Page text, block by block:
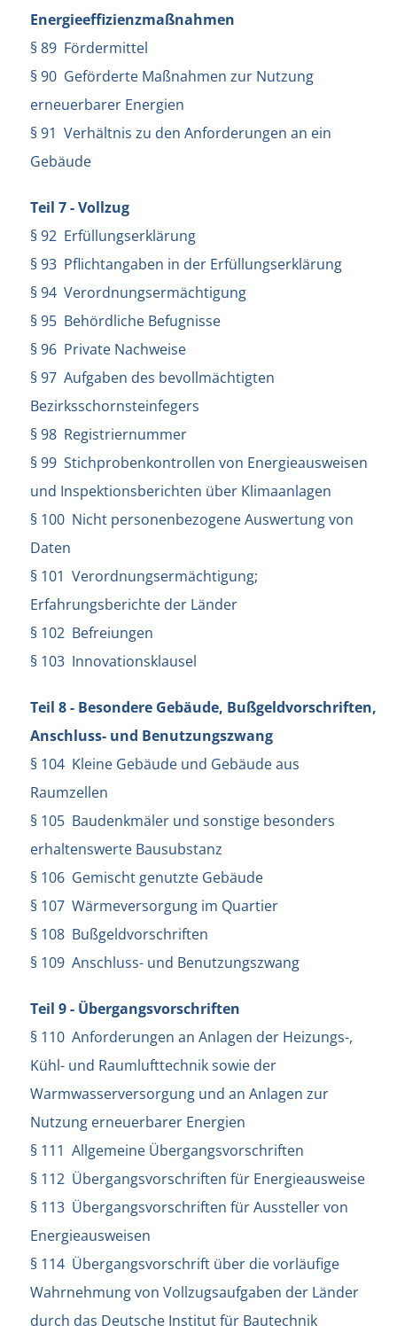
Energieeffizienzmaßnahmen
§ 89 Fördermittel
§ 90 Geförderte Maßnahmen zur Nutzung
erneuerbarer Energien
§ 91 Verhältnis zu den Anforderungen an ein
Gebäude
Teil 7 - Vollzug
§ 92 Erfüllungserklärung
§ 93 Pflichtangaben in der Erfüllungserklärung
§ 94 Verordnungsermächtigung
§ 95 Behördliche Befugnisse
§ 96 Private Nachweise
§ 97 Aufgaben des bevollmächtigten
Bezirksschornsteinfegers
§ 98 Registriernummer
§ 99 Stichprobenkontrollen von Energieausweisen
und Inspektionsberichten über Klimaanlagen
§ 100 Nicht personenbezogene Auswertung von
Daten
§ 101 Verordnungsermächtigung;
Erfahrungsberichte der Länder
§ 102 Befreiungen
§ 103 Innovationsklausel
Teil 8 - Besondere Gebäude, Bußgeldvorschriften,
Anschluss- und Benutzungszwang
§ 104 Kleine Gebäude und Gebäude aus
Raumzellen
§ 105 Baudenkmäler und sonstige besonders
erhaltenswerte Bausubstanz
§ 106 Gemischt genutzte Gebäude
§ 107 Wärmeversorgung im Quartier
§ 108 Bußgeldvorschriften
§ 109 Anschluss- und Benutzungszwang
Teil 9 - Übergangsvorschriften
§ 110 Anforderungen an Anlagen der Heizungs-,
Kühl- und Raumlufttechnik sowie der
Warmwasserversorgung und an Anlagen zur
Nutzung erneuerbarer Energien
§ 111 Allgemeine Übergangsvorschriften
§ 112 Übergangsvorschriften für Energieausweise
§ 113 Übergangsvorschriften für Aussteller von
Energieausweisen
§ 114 Übergangsvorschrift über die vorläufige
Wahrnehmung von Vollzugsaufgaben der Länder
durch das Deutsche Institut für Bautechnik